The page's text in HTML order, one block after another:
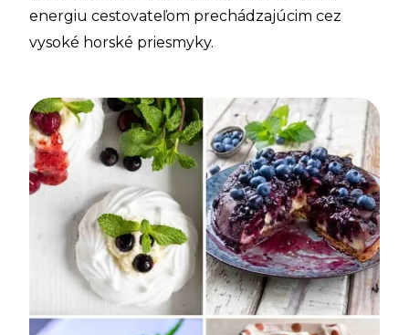
energiu cestovateľom prechádzajúcim cez
vysoké horské priesmyky.